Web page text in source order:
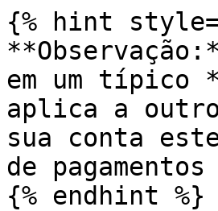
{% hint
em um típico
aplica a
sua conta
de
{% endhint %}